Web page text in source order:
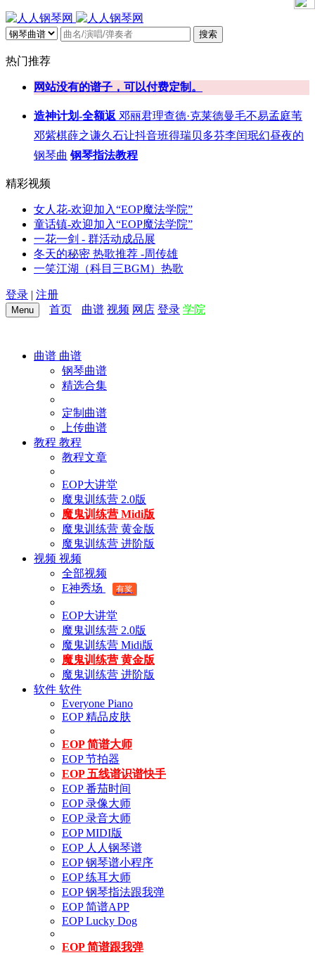
搜索
热门推荐
网站没有的谱子，可以付费定制。
造神计划-全额返 邓丽君理查德·克莱德曼毛不易孟庭苇
邓紫棋薛之谦久石让抖音班得瑞贝多芬李闰珉幻昼夜的
钢琴曲 钢琴指法教程
精彩视频
女人花-欢迎加入“EOP魔法学院”
童话镇-欢迎加入“EOP魔法学院”
一花一剑 - 群活动成品展
冬天的秘密 热歌推荐 -周传雄
一笑江湖（科目三BGM）热歌
登录 | 注册
Menu 首页 曲谱 视频 网店 登录 学院
曲谱 曲谱
钢琴曲谱
精选合集
定制曲谱
上传曲谱
教程 教程
教程文章
EOP大讲堂
魔鬼训练营 2.0版
魔鬼训练营 Midi版
魔鬼训练营 黄金版
魔鬼训练营 进阶版
视频 视频
全部视频
E神秀场
有奖
EOP大讲堂
魔鬼训练营 2.0版
魔鬼训练营 Midi版
魔鬼训练营 黄金版
魔鬼训练营 进阶版
软件 软件
Everyone Piano
EOP 精品皮肤
EOP 简谱大师
EOP 节拍器
EOP 五线谱识谱快手
EOP 番茄时间
EOP 录像大师
EOP 录音大师
EOP MIDI版
EOP 人人钢琴谱
EOP 钢琴谱小程序
EOP 练耳大师
EOP 钢琴指法跟我弹
EOP 简谱APP
EOP Lucky Dog
EOP 简谱跟我弹